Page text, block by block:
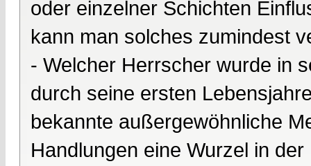
oder einzelner Schichten
kann man solches zumindest
- Welcher Herrscher wurde in
durch seine ersten
bekannte außergewöhnliche
Handlungen eine Wurzel in der